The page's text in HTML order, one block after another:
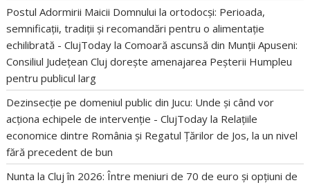
Postul Adormirii Maicii Domnului la ortodocși: Perioada,
semnificații, tradiții și recomandări pentru o alimentație
echilibrată - ClujToday laComoară ascunsă din Munții Apuseni:
Consiliul Județean Cluj dorește amenajarea Peșterii Humpleu
pentru publicul larg
Dezinsecție pe domeniul public din Jucu: Unde și când vor
acționa echipele de intervenție - ClujToday la Relațiile
economice dintre România și Regatul Țărilor de Jos, la un nivel
fără precedent de bun
Nunta la Cluj în 2026: Între meniuri de 70 de euro și opțiuni de